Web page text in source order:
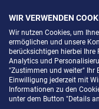
LAGERBOX
WIR VERWENDEN
Wir nutzen Cookies, um
ermöglichen und unsere
berücksichtigen hierbei Ihre
Analytics und
"Zustimmen und weiter" Ihr
Einwilligung jederzeit mit
Informationen zu den
unter dem Button "Details